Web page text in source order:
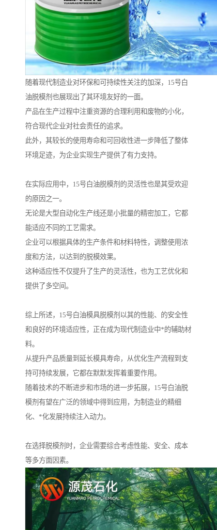
随着现代制造业对环保和可持续性关注的加深，15号白
油脱模剂也展现出了其环境友好的一面。
产品在生产过程中注重资源的合理利用和废物的小化，
符合现代企业对社会责任的追求。
此外，其较长的使用寿命和可回收性进一步降低了整体
环境足迹，为企业实现生产提供了有力支持。
在实际应用中，15号白油脱模剂的灵活性也是其受欢迎
的原因之一。
无论是大型自动化生产线还是小批量的精密加工，它都
能适应不同的工艺需求。
企业可以根据具体的生产条件和材料特性，调整使用浓
度和方法，以达到的脱模效果。
这种适应性不仅提升了生产的灵活性，也为工艺优化和
提供了多空间。
综上所述，15号白油模具脱模剂以其的性能、的安全性
和良好的环境适应性，正在成为现代制造业中*的辅助材
料。
从提升产品质量到延长模具寿命，从优化生产流程到支
持可持续发展，它都在默默发挥着重要作用。
随着技术的不断进步和市场的进一步拓展，15号白油脱
模剂有望在广泛的领域中得到应用，为制造业的精细
化、*化发展持续注入动力。
在选择脱模剂时，企业需要综合考虑性能、安全、成本
等多方面因素。